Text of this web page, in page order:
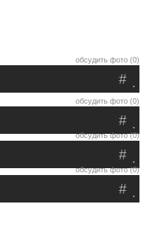
обсудить фото (0)
.
#
обсудить фото (0)
.
#
обсудить фото (0)
.
#
обсудить фото (0)
.
#